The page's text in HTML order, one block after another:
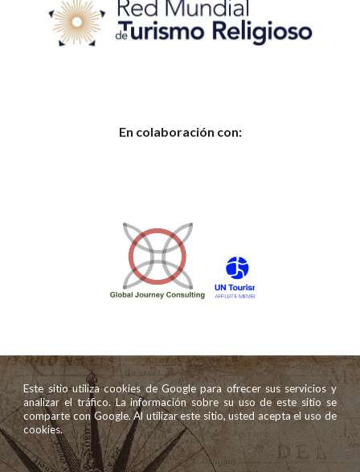
En colaboración con:
Este sitio utiliza cookies de Google para ofrecer sus servicios y
analizar el tráfico. La información sobre su uso de este sitio se
comparte con Google. Al utilizar este sitio, usted acepta el uso de
cookies.